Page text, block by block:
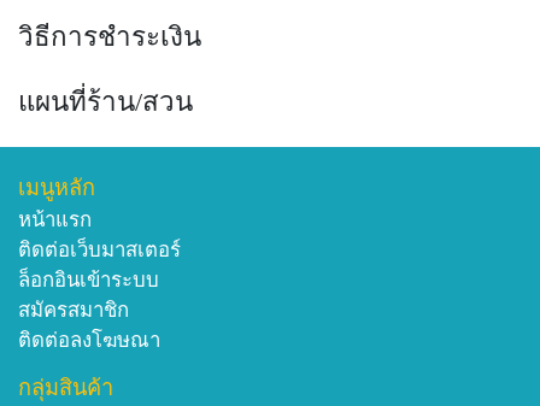
วิธีการชำระเงิน
แผนที่ร้าน/สวน
เมนูหลัก
หน้าแรก
ติดต่อเว็บมาสเตอร์
ล็อกอินเข้าระบบ
สมัครสมาชิก
ติดต่อลงโฆษณา
กลุ่มสินค้า